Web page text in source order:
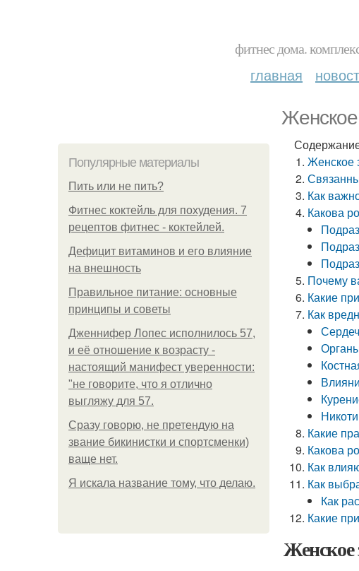
фитнес дома.
главная
Женское
Популярные материалы
Пить или не пить?
Фитнес коктейль для похудения. 7
рецептов фитнес - коктейлей.
Дефицит витаминов и его влияние
на внешность
Правильное питание: основные
принципы и советы
Дженнифер Лопес исполнилось 57,
и её отношение к возрасту -
настоящий манифест уверенности:
"не говорите, что я отлично
выгляжу для 57.
Сразу говорю, не претендую на
звание бикинистки и спортсменки)
ваще нет.
Я искала название тому, что делаю.
Женское
Как
Какова
Почему
Какие
Как
Какие
Какова
Как
Как
Как
Какие
Женское